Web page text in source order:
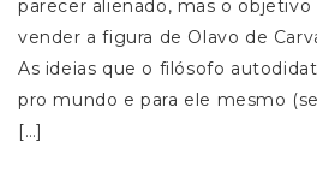
parecer alienado, mas o
vender a figura de Olavo de
As ideias que o filósofo
pro mundo e para ele mesmo
[…]